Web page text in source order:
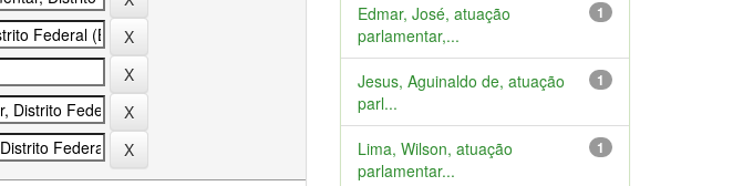
1
Edmar, José, atuação
parlamentar,...
1
Jesus, Aguinaldo de, atuação
parl...
1
Lima, Wilson, atuação
parlamentar...